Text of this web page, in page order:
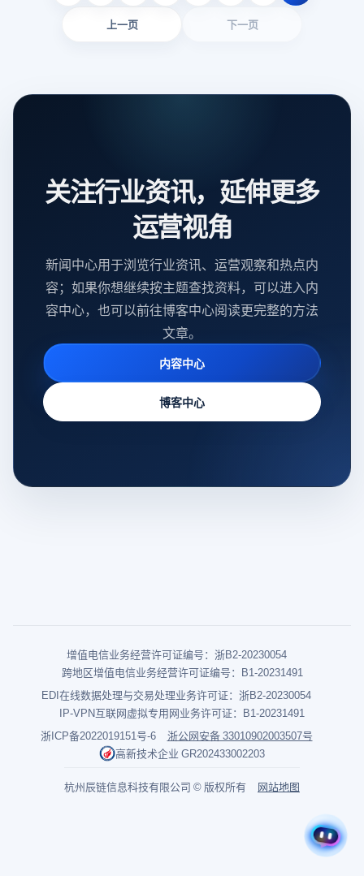
上一页 下一页
关注行业资讯，延伸更多
运营视角
新闻中心用于浏览行业资讯、运营观察和热点内
容；如果你想继续按主题查找资料，可以进入内
容中心，也可以前往博客中心阅读更完整的方法
文章。
内容中心
博客中心
增值电信业务经营许可证编号：浙B2-20230054
跨地区增值电信业务经营许可证编号：B1-20231491
EDI在线数据处理与交易处理业务许可证：浙B2-20230054
IP-VPN互联网虚拟专用网业务许可证：B1-20231491
浙ICP备2022019151号-6
浙公网安备 33010902003507号
高新技术企业 GR202433002203
杭州辰链信息科技有限公司 © 版权所有 网站地图